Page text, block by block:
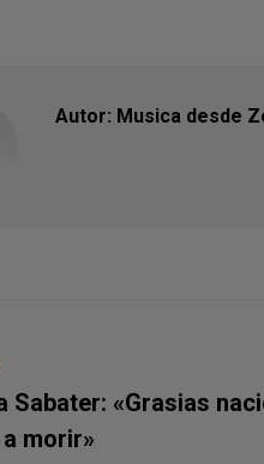
Autor: Musica desde
Sabater: «Grasias
morir»